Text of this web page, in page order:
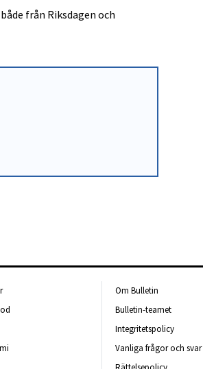
från Riksdagen och
Om Bulletin
Bulletin-teamet
Integritetspolicy
Vanliga frågor och svar